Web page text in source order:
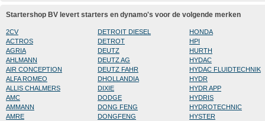
Startershop BV levert starters en dynamo's voor de volgende merken
2CV
ACTROS
AGRIA
AHLMANN
AIR CONCEPTION
ALFA ROMEO
ALLIS CHALMERS
AMC
AMMANN
AMRE
DETROIT DIESEL
DETROT
DEUTZ
DEUTZ AG
DEUTZ FAHR
DHOLLANDIA
DIXIE
DODGE
DONG FENG
DONGFENG
HONDA
HPI
HURTH
HYDAC
HYDAC FLUIDTECHNIK
HYDR
HYDR APP
HYDRIS
HYDROTECHNIC
HYSTER